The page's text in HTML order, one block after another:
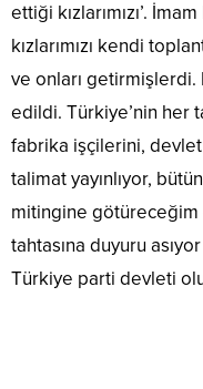
ettiği kızlarımızı’.
kızlarımızı kendi
ve onları getirmişlerdi.
edildi. Türkiye’nin her
fabrika işçilerini, devlet
talimat yayınlıyor,
mitingine götüreceğim
tahtasına duyuru
Türkiye parti devleti